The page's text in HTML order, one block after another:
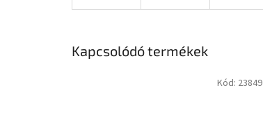
Kapcsolódó termékek
Kód: 23849